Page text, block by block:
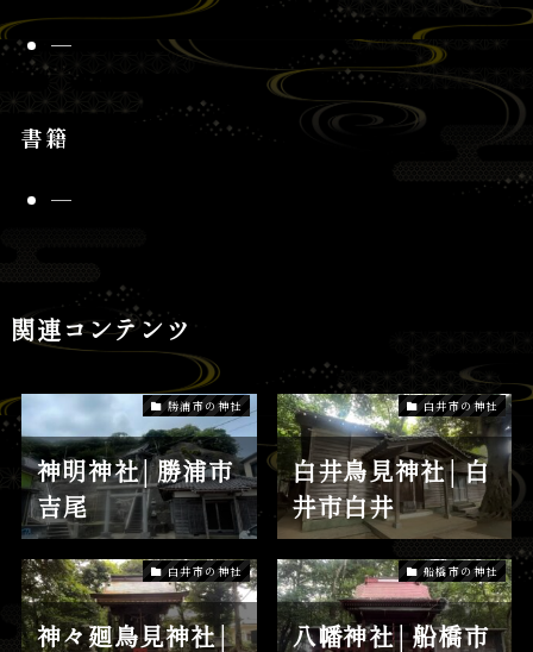
─
書籍
─
関連コンテンツ
勝浦市の神社
神明神社│勝浦市
吉尾
白井市の神社
白井鳥見神社│白
井市白井
白井市の神社
神々廻鳥見神社│
船橋市の神社
八幡神社│船橋市